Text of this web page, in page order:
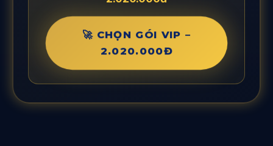
🚀 CHỌN GÓI VIP –
2.020.000Đ